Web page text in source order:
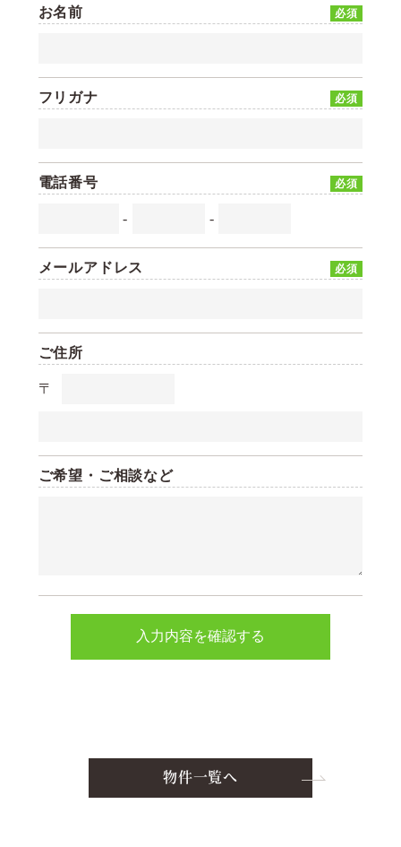
お名前 必須
フリガナ 必須
電話番号 必須
- -
メールアドレス 必須
ご住所
〒
ご希望・ご相談など
物件一覧へ